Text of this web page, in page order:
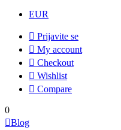
EUR
 Prijavite se
 My account
 Checkout
 Wishlist
 Compare
0
Blog